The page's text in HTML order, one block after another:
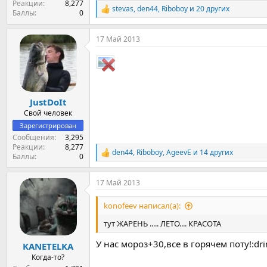
Реакции
8,277
Баллы
0
Р
е
а
к
и
и
stevas,den44, Riboboy и 20 других
JustDoIt
Свой человек
Зарегистрирован
Сообщения
3,295
Реакции
8,277
Баллы
0
17 Май 2013
Р
е
а
к
ц
и
den44, Riboboy,AgeevE и 14 других
KANETELKA
Когда-то?
17 Май 2013
konofeev написал(а):
тут ЖАРЕНЬ ..... ЛЕТО.... КРАСОТА
У нас мороз+30,все в горячем